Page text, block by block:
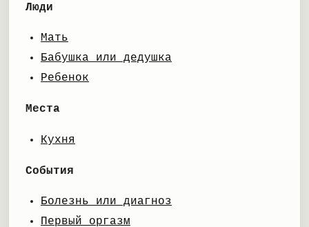
Люди
Мать
Бабушка или дедушка
Ребенок
Места
Кухня
События
Болезнь или диагноз
Первый оргазм